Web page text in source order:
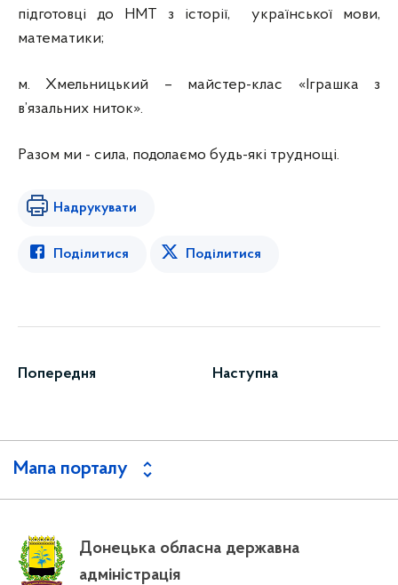
підготовці до НМТ з історії, української мови,
математики;
м. Хмельницький – майстер-клас «Іграшка з
в’язальних ниток».
Разом ми - сила, подолаємо будь-які труднощі.
Надрукувати
Поділитися Поділитися
Попередня Наступна
Мапа порталу
Донецька обласна державна
адміністрація